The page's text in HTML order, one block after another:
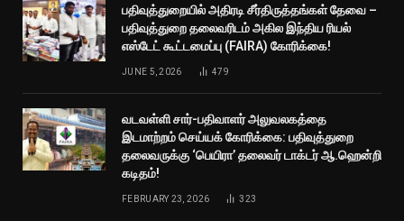
பதிவுத்துறையில் அதிரடி சீர்திருத்தங்கள் தேவை –
பதிவுத்துறை தலைவரிடம் அகில இந்திய ரியல்
எஸ்டேட் கூட்டமைப்பு (FAIRA) கோரிக்கை!
JUNE 5, 2026 479
வடவள்ளி சார்-பதிவாளர் அலுவலகத்தை
இடமாற்றம் செய்யக் கோரிக்கை: பதிவுத்துறை
தலைவருக்கு ‘பெயிரா’ தலைவர் டாக்டர் ஆ.ஹென்றி
கடிதம்!
FEBRUARY 23, 2026 323